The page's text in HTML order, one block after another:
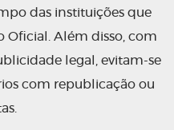
das instituições que
Oficial. Além disso, com
legal, evitam-se
com republicação ou